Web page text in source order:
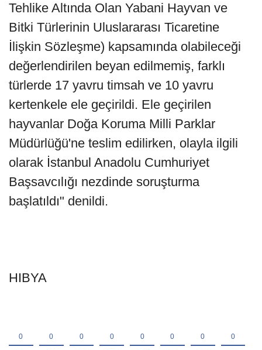
Tehlike Altında Olan Yabani Hayvan ve
Bitki Türlerinin Uluslararası Ticaretine
İlişkin Sözleşme) kapsamında olabileceği
değerlendirilen beyan edilmemiş, farklı
türlerde 17 yavru timsah ve 10 yavru
kertenkele ele geçirildi. Ele geçirilen
hayvanlar Doğa Koruma Milli Parklar
Müdürlüğü'ne teslim edilirken, olayla ilgili
olarak İstanbul Anadolu Cumhuriyet
Başsavcılığı nezdinde soruşturma
başlatıldı" denildi.
HIBYA